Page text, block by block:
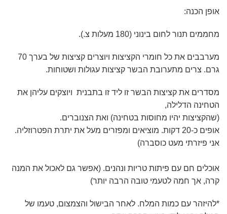
אופן הכנה:
מחממים תנור לחום בינוני (180 מעלות צ.).
מערבבים את כל חומרי הקציצות ויוצרים קציצות של בערך 70
גרם. צרים מתערובת הבשר קציצות עגולות ושטוחות.
מסדרים את קציצות הבשר זו ליד זו בתבנית ויוצקים עליהן את
הטחינה הדלילה,
(שהקציצות יהיו מחוסות בטחינה) ואת הצנוברים.
אופים כ-20 דקות. מוציאים ומפזרים מעל את יתרת
הפטרוזליה.
אני פיזרתי מעט כוסברה)
אוכלים חם עם פיתות טריות ונהנים. (אפשר גם לאכול את המנה
קרה, אך חמה לטעמי טובה הרבה יותר)
*להיזהר עם כמות המלח. לאחר הבישול והצמצום, טעמו של